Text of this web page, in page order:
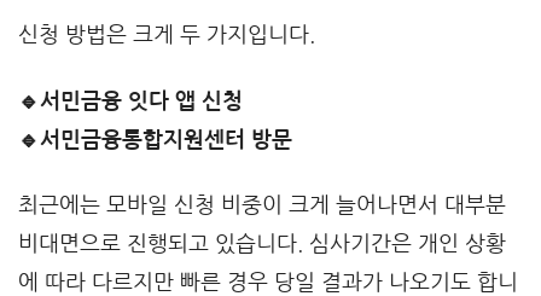
신청 방법은 크게 두 가지입니다.
🔹서민금융 잇다 앱 신청
🔹서민금융통합지원센터 방문
최근에는 모바일 신청 비중이 크게 늘어나면서 대부분
비대면으로 진행되고 있습니다. 심사기간은 개인 상황
에 따라 다르지만 빠른 경우 당일 결과가 나오기도 합니